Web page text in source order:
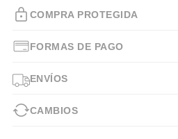
COMPRA PROTEGIDA
FORMAS DE PAGO
ENVÍOS
CAMBIOS